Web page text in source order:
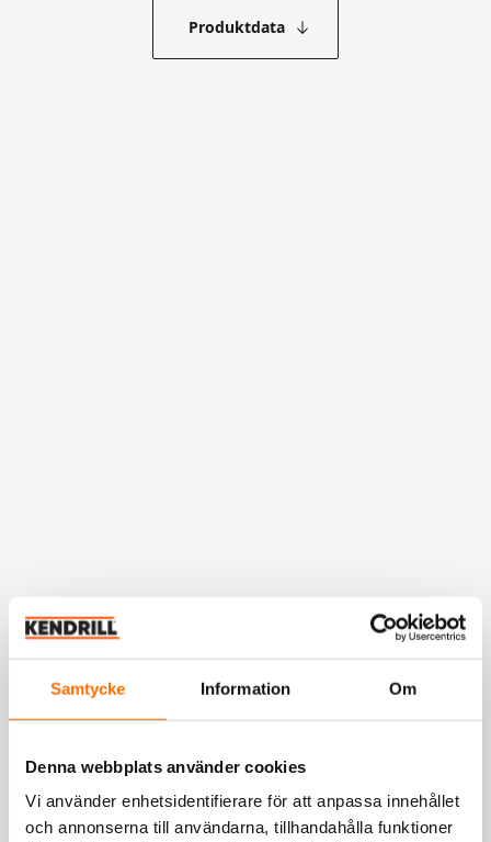
Samtycke Information Om
Denna webbplats använder cookies
Vi använder enhetsidentifierare för att anpassa innehållet
och annonserna till användarna, tillhandahålla funktioner
Produktdata